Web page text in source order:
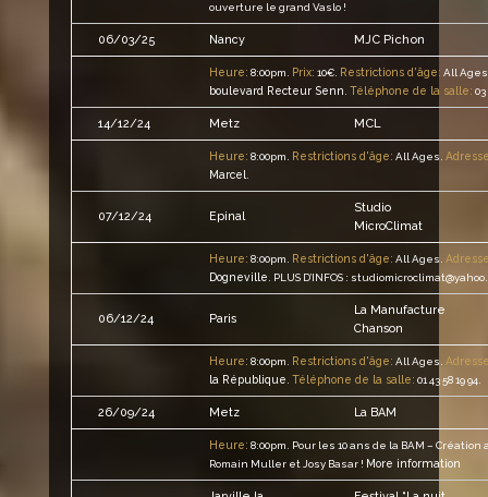
ouverture le grand Vaslo !
06/03/25 Nancy MJC Pichon
Heure: 8:00pm. Prix: 10€. Restrictions d'âge: All
boulevard Recteur Senn Téléphone de la salle: 03
14/12/24 Metz MCL
Heure: 8:00pm. Restrictions d'âge: All Ages.
Marcel
07/12/24 Epinal
Studio
MicroClimat
Heure: 8:00pm. Restrictions d'âge: All Ages.
Dogneville
PLUS D’INFOS :
06/12/24 Paris
La Manufacture
Chanson
Heure: 8:00pm. Restrictions d'âge: All Ages.
la République Téléphone de la salle: 01 43 58 19 94.
26/09/24 Metz La BAM
Heure: 8:00pm.
Pour les 10 ans de la BAM – Création
Romain Muller et Josy Basar ! More information